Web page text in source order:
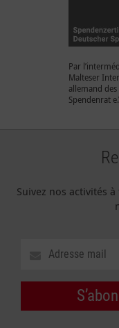
Par
Malteser
allemand
Spendenrat
Suivez nos activités